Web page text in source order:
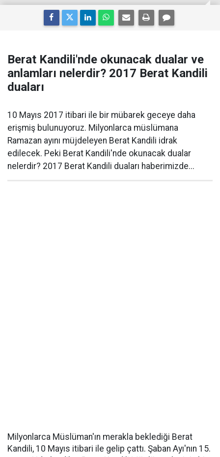
Berat Kandili'nde okunacak dualar ve
anlamları nelerdir? 2017 Berat Kandili
duaları
10 Mayıs 2017 itibari ile bir mübarek geceye daha
erişmiş bulunuyoruz. Milyonlarca müslümana
Ramazan ayını müjdeleyen Berat Kandili idrak
edilecek. Peki Berat Kandili'nde okunacak dualar
nelerdir? 2017 Berat Kandili duaları haberimizde...
Milyonlarca Müslüman'ın merakla beklediği Berat
Kandili, 10 Mayıs itibari ile gelip çattı. Şaban Ayı'nın 15.